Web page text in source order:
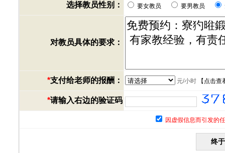
选择教员性别：
要女教员 要男教员
对教员具体的要求：
*支付给老师的报酬： 元/小时【 点击查
*请输入右边的验证码
因虚假信息而引发的